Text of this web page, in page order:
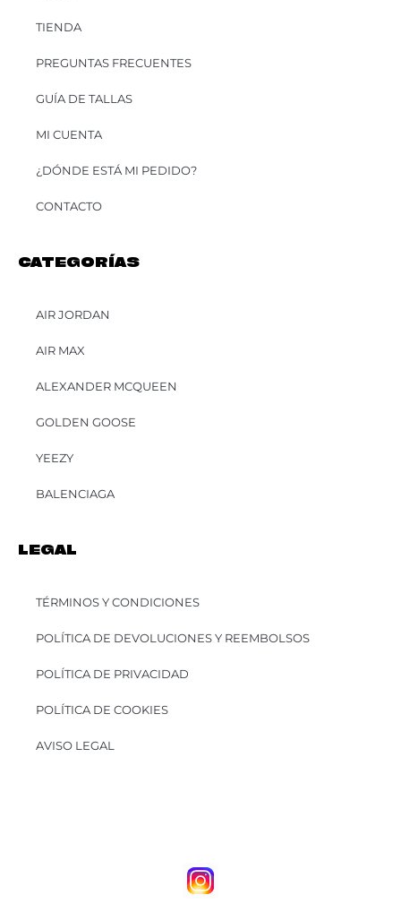
TIENDA
PREGUNTAS FRECUENTES
GUÍA DE TALLAS
MI CUENTA
¿DÓNDE ESTÁ MI PEDIDO?
CONTACTO
CATEGORÍAS
AIR JORDAN
AIR MAX
ALEXANDER MCQUEEN
GOLDEN GOOSE
YEEZY
BALENCIAGA
LEGAL
TÉRMINOS Y CONDICIONES
POLÍTICA DE DEVOLUCIONES Y REEMBOLSOS
POLÍTICA DE PRIVACIDAD
POLÍTICA DE COOKIES
AVISO LEGAL